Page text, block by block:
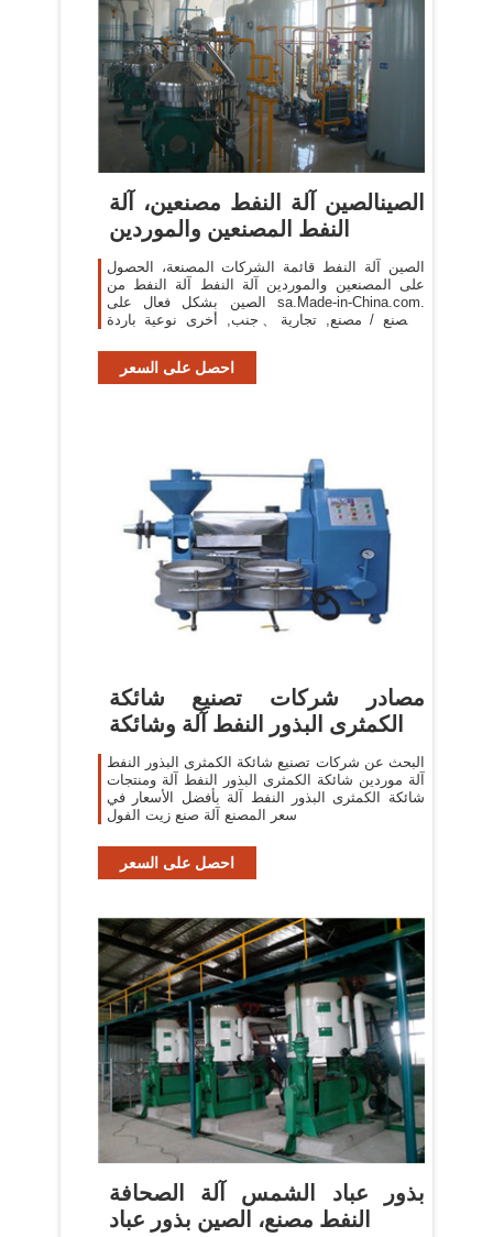
الصينالصين آلة النفط مصنعين، آلة
النفط المصنعين والموردين
الصين آلة النفط قائمة الشركات المصنعة، الحصول
على المصنعين والموردين آلة النفط آلة النفط من
الصين بشكل فعال على sa.Made-in-China.com.
المصنع / مصنع, تجارية、جنب, أخرى نوعية باردة
احصل على السعر
مصادر شركات تصنيع شائكة
الكمثرى البذور النفط آلة وشائكة
البحث عن شركات تصنيع شائكة الكمثرى البذور النفط
آلة موردين شائكة الكمثرى البذور النفط آلة ومنتجات
شائكة الكمثرى البذور النفط آلة بأفضل الأسعار في
سعر المصنع آلة صنع زيت الفول
احصل على السعر
بذور عباد الشمس آلة الصحافة
النفط مصنع، الصين بذور عباد